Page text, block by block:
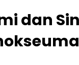
dan